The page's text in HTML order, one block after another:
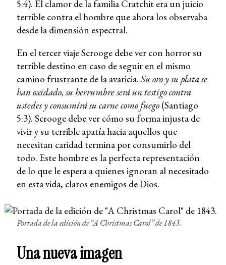
5:4). El clamor de la familia Cratchit era un juicio
terrible contra el hombre que ahora los observaba
desde la dimensión espectral.
En el tercer viaje Scrooge debe ver con horror su
terrible destino en caso de seguir en el mismo
camino frustrante de la avaricia.Su oro y su plata se
han oxidado, su herrumbre será un testigo contra
ustedes y consumirá su carne como fuego (Santiago
5:3). Scrooge debe ver cómo su forma injusta de
vivir y su terrible apatía hacia aquellos que
necesitan caridad termina por consumirlo del
todo. Este hombre es la perfecta representación
de lo que le espera a quienes ignoran al necesitado
en esta vida, claros enemigos de Dios.
Portada de la edición de “A Christmas Carol” de 1843.
Una nueva imagen